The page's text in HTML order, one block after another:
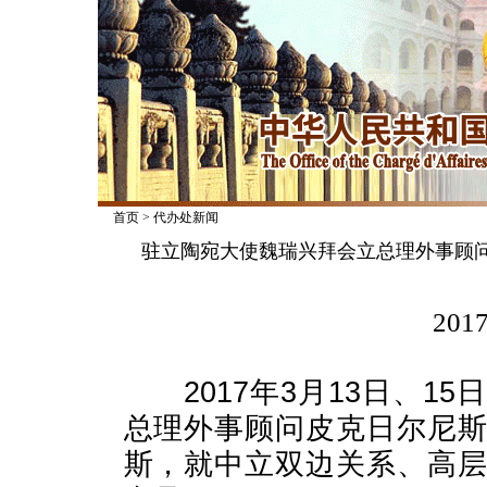
首页> 代办处新闻
驻立陶宛大使魏瑞兴拜会立总理外事顾
2017年3月13日、15日
总理外事顾问皮克日尔尼
斯，就中立双边关系、高